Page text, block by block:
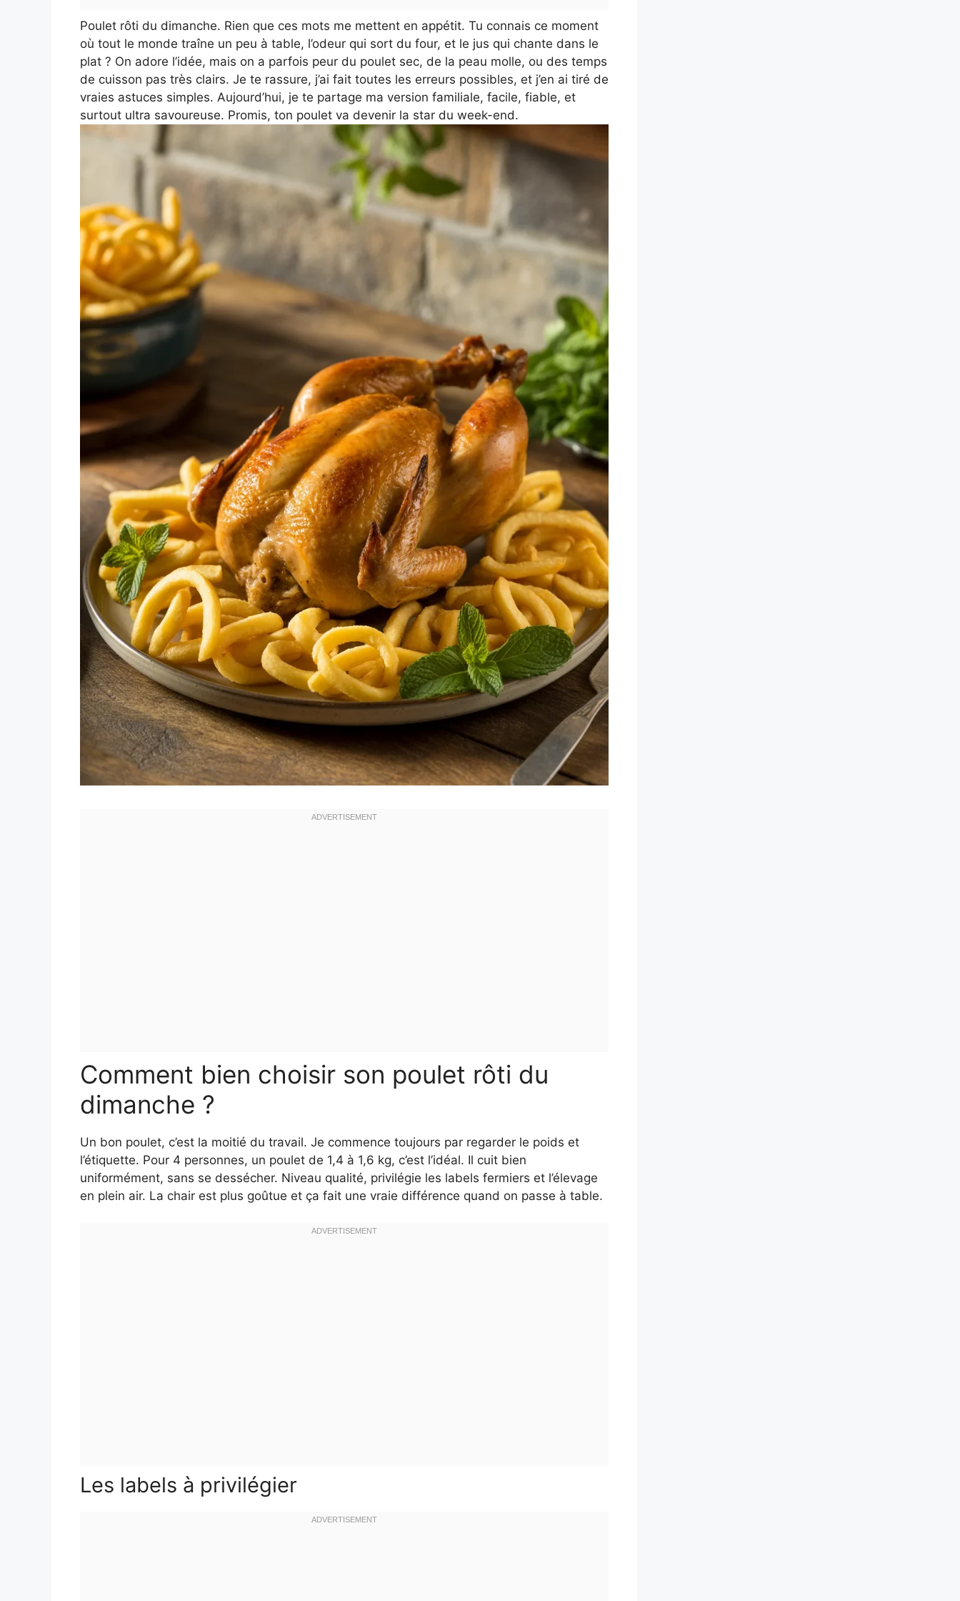
Poulet rôti du dimanche. Rien que ces mots me mettent en appétit. Tu connais ce moment
où tout le monde traîne un peu à table, l’odeur qui sort du four, et le jus qui chante dans le
plat ? On adore l’idée, mais on a parfois peur du poulet sec, de la peau molle, ou des temps
de cuisson pas très clairs. Je te rassure, j’ai fait toutes les erreurs possibles, et j’en ai tiré de
vraies astuces simples. Aujourd’hui, je te partage ma version familiale, facile, fiable, et
surtout ultra savoureuse. Promis, ton poulet va devenir la star du week-end.
Comment bien choisir son poulet rôti du
dimanche ?
Un bon poulet, c’est la moitié du travail. Je commence toujours par regarder le poids et
l’étiquette. Pour 4 personnes, un poulet de 1,4 à 1,6 kg, c’est l’idéal. Il cuit bien
uniformément, sans se dessécher. Niveau qualité, privilégie les labels fermiers et l’élevage
en plein air. La chair est plus goûtue et ça fait une vraie différence quand on passe à table.
Les labels à privilégier